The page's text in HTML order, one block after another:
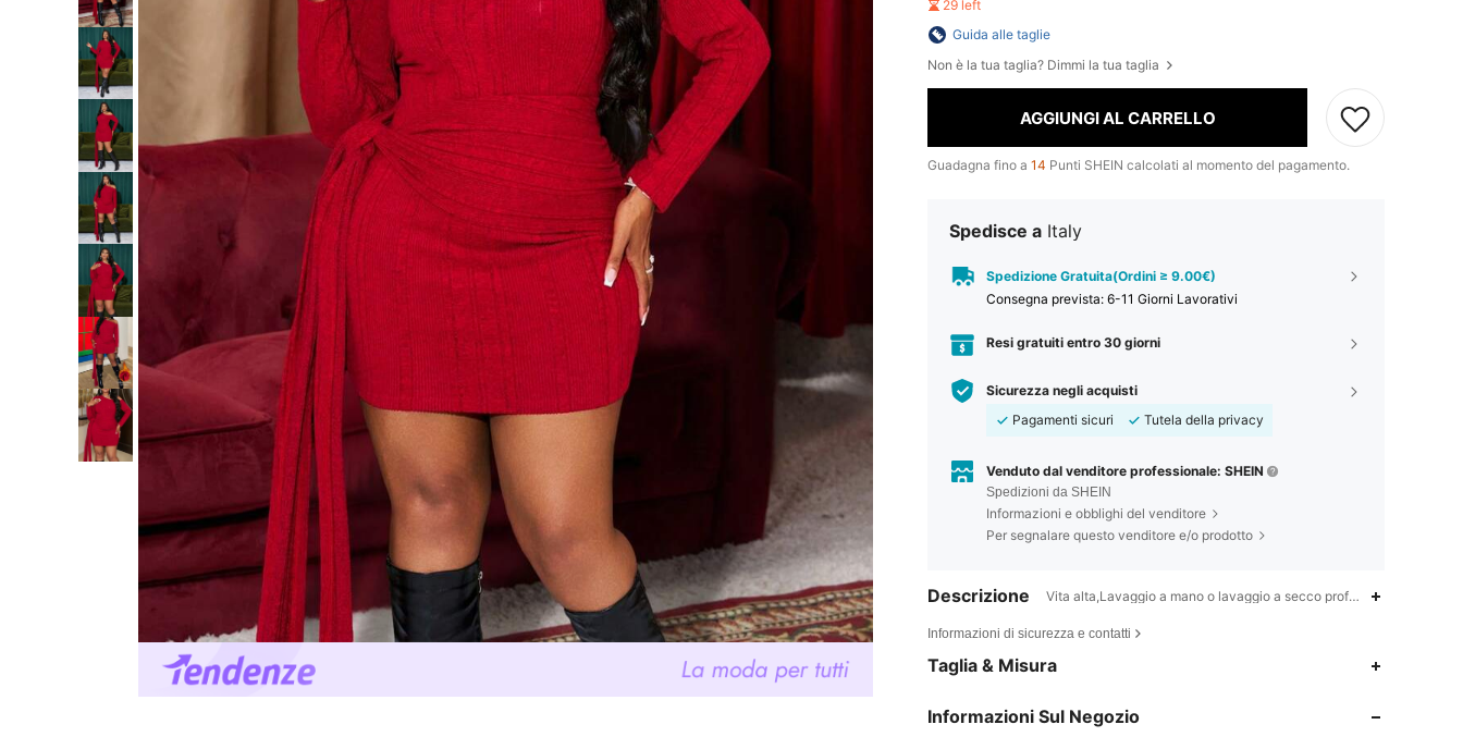
29 left
Guida alle taglie
Non è la tua taglia? Dimmi la tua taglia
AGGIUNGI AL CARRELLO
Guadagna fino a 14 Punti SHEIN calcolati al momento del pagamento.
Spedisce a Italy
Spedizione Gratuita(Ordini ≥ 9.00€)
Consegna prevista: 6-11 Giorni Lavorativi
Resi gratuiti entro 30 giorni
Sicurezza negli acquisti
Pagamenti sicuri
Tutela della privacy
Venduto dal venditore professionale: SHEIN
Spedizioni da SHEIN
Informazioni e obblighi del venditore
Per segnalare questo venditore e/o prodotto
Descrizione Vita alta,Lavaggio a mano o lavaggio a secco
Informazioni di sicurezza e contatti
Taglia & Misura
Informazioni Sul Negozio
4.80
4.80 10K